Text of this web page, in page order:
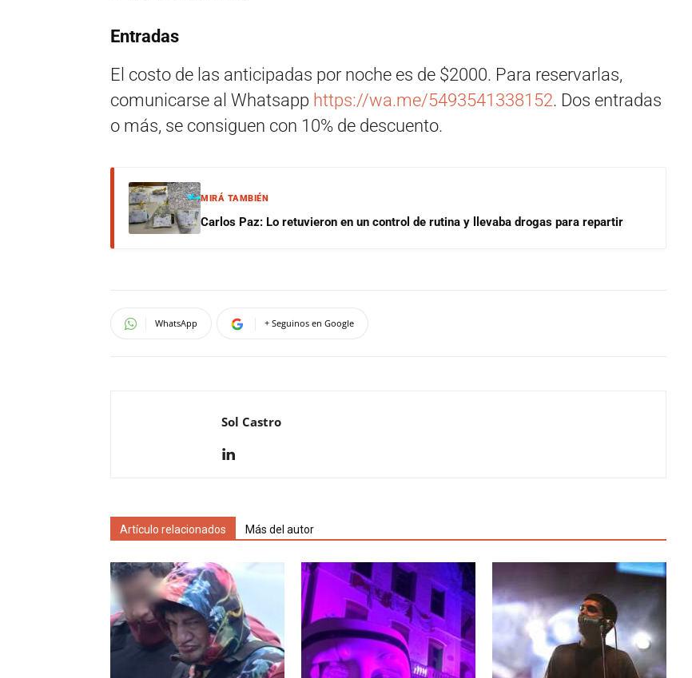
Entradas
El costo de las anticipadas por noche es de $2000. Para reservarlas,
comunicarse al Whatsapp https://wa.me/5493541338152. Dos entradas
o más, se consiguen con 10% de descuento.
MIRÁ TAMBIÉN
Carlos Paz: Lo retuvieron en un control de rutina y llevaba drogas para repartir
WhatsApp + Seguinos en Google
Sol Castro
Artículo relacionados Más del autor